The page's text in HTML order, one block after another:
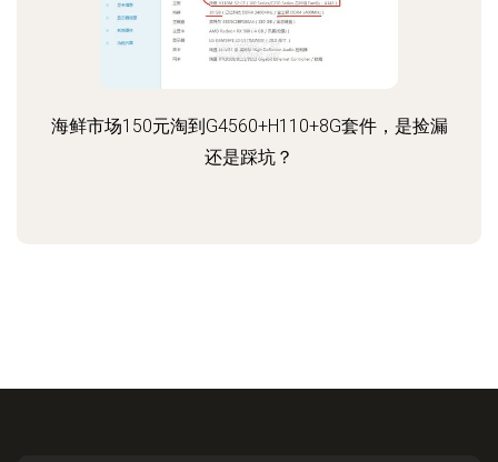
海鲜市场150元淘到G4560+H110+8G套件，是捡漏
还是踩坑？